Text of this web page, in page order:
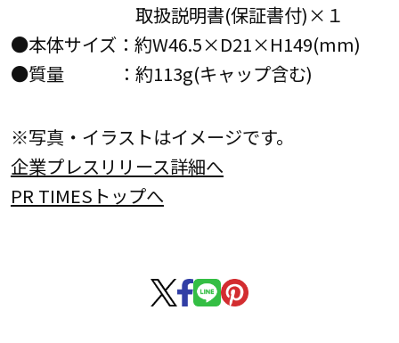
取扱説明書(保証書付)×１
●本体サイズ：約W46.5×D21×H149(mm)
●質量 ：約113g(キャップ含む)
※写真・イラストはイメージです。
企業プレスリリース詳細へ
PR TIMESトップへ